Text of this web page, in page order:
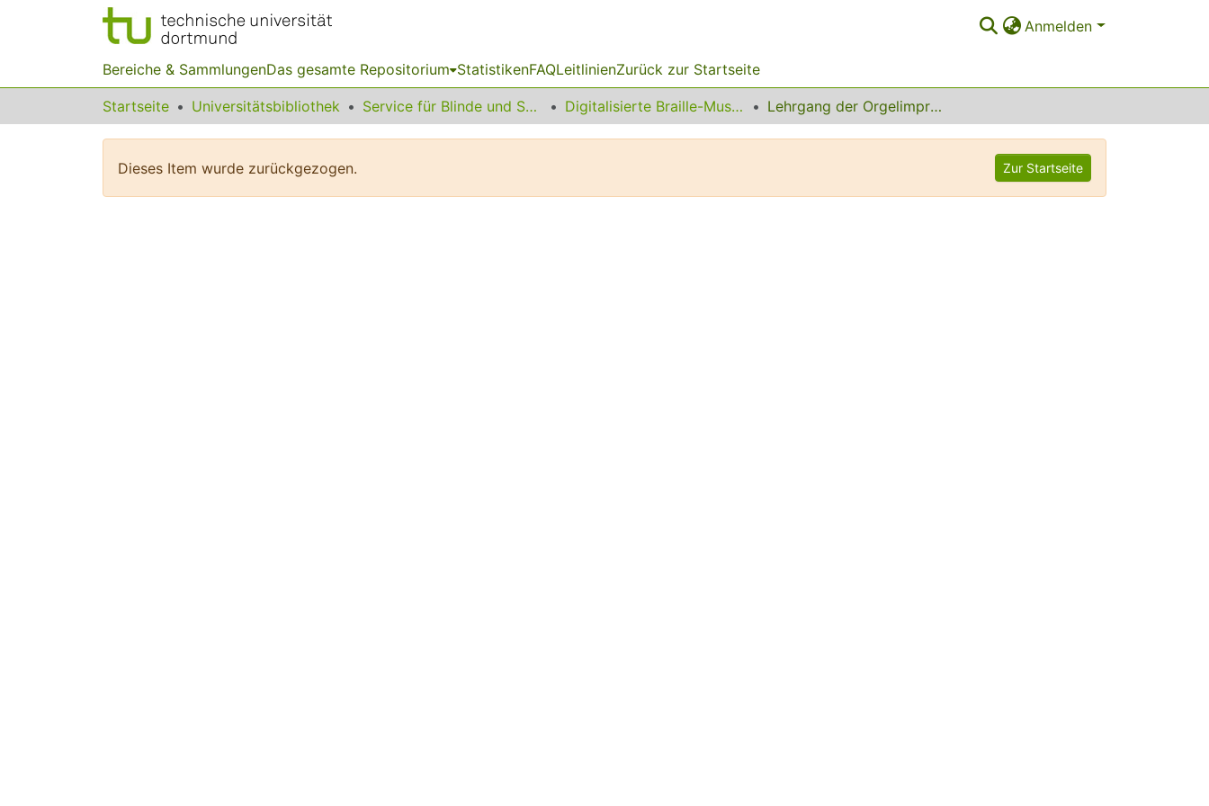
Anmelden
Bereiche & SammlungenDas gesamte Repositorium StatistikenFAQLeitlinienZurück zur Startseite
Startseite Universitätsbibliothek Service für Blinde und Sehbehinderte Digitalisierte Braille-Musik-Matrizen des VzfB Lehrgang der Orgelimprovisation
Dieses Item wurde zurückgezogen. Zur Startseite